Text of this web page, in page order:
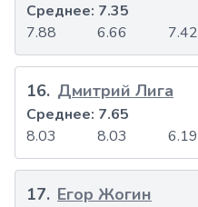
7.88 6.66 7.42
Среднее: 7.35
16. Дмитрий Лига
8.03 8.03 6.19
Среднее: 7.65
17. Егор Жогин